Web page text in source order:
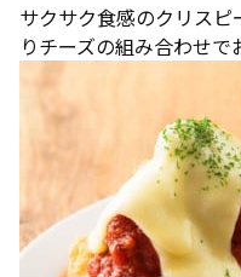
サクサク食感のクリス
りチーズの組み合わせ